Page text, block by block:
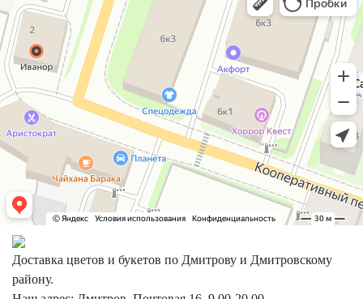
Доставка цветов и букетов по Дмитрову и Дмитровскому
району.